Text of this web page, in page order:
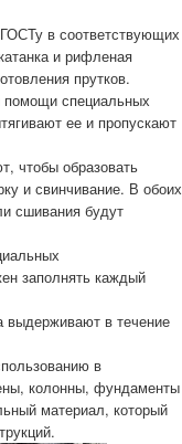
в соответствующих
и рифленая
прутков.
помощи специальных
ее и пропускают
чтобы образовать
и свинчивание. В обоих
сшивания будут
заполнять каждый
выдерживают в течение
в
колонны, фундаменты
материал, который